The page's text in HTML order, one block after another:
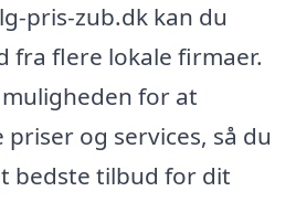
pris-zub.dk kan du
fra flere lokale firmaer.
for at
og services, så du
bedste tilbud for dit